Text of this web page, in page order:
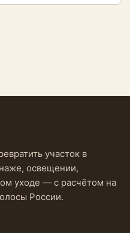
участок в
освещении,
уходе — с расчётом на
России.